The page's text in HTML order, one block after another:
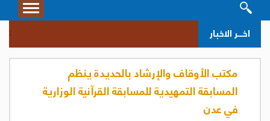
Toggle
اخــر الاخبار
مكتب الأوقاف والإرشاد بالحديدة ينظم
المسابقة التمهيدية للمسابقة القرآنية الوزارية
في عدن